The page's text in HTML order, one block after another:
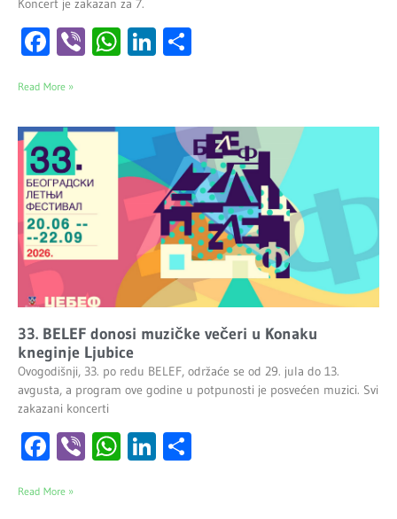
Koncert je zakazan za 7.
Facebook
ViberWhatsApp
LinkedIn
Read More »
33. BELEF donosi muzičke večeri u Konaku
kneginje Ljubice
Ovogodišnji, 33. po redu BELEF, održaće se od 29. jula do 13.
avgusta, a program ove godine u potpunosti je posvećen muzici. Svi
zakazani koncerti
Facebook
ViberWhatsApp
LinkedIn
Read More »